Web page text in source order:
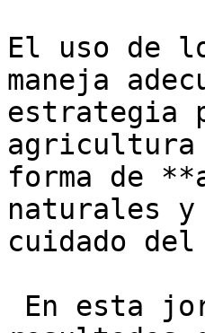
El uso de
maneja
estrategia
agricultura
forma de
naturales
cuidado del
En esta